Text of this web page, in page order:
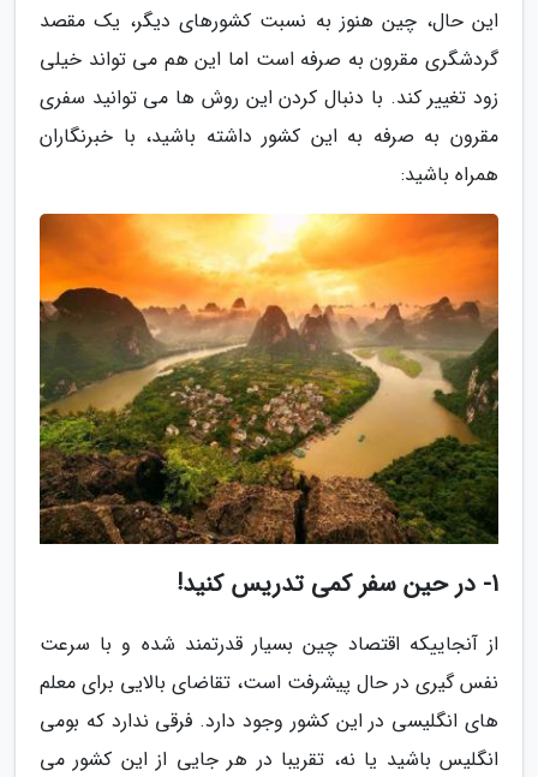
این حال، چین هنوز به نسبت کشورهای دیگر، یک مقصد
گردشگری مقرون به صرفه است اما این هم می تواند خیلی
زود تغییر کند. با دنبال کردن این روش ها می توانید سفری
مقرون به صرفه به این کشور داشته باشید، با خبرنگاران
همراه باشید:
1- در حین سفر کمی تدریس کنید!
از آنجاییکه اقتصاد چین بسیار قدرتمند شده و با سرعت
نفس گیری در حال پیشرفت است، تقاضای بالایی برای معلم
های انگلیسی در این کشور وجود دارد. فرقی ندارد که بومی
انگلیس باشید یا نه، تقریبا در هر جایی از این کشور می